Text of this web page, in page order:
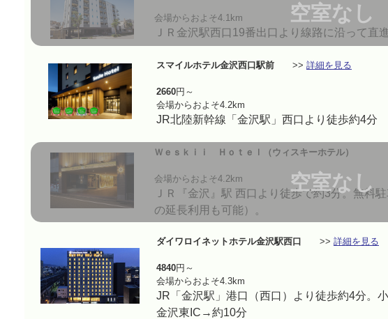
空室なし
会場からおよそ4.1km
ＪＲ金沢駅西口19番出口より線路に沿って直
スマイルホテル金沢西口駅前 >> 詳細を見る
2660円～
会場からおよそ4.2km
JR北陸新幹線「金沢駅」西口より徒歩約4分
空室なし
Ｗｅｓｋｉｉ Ｈｏｔｅｌ（ウィスキーホテル）
会場からおよそ4.2km
ＪＲ『金沢』駅 西口より徒歩で約3分。無料
の延長利用も可能）。
ダイワロイネットホテル金沢駅西口 >> 詳細を見る
4840円～
会場からおよそ4.3km
JR「金沢駅」港口（西口）より徒歩約4分
金沢東IC→約10分